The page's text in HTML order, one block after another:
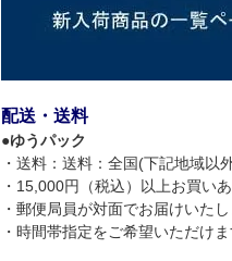
配送・送料
●ゆうパック
・送料：送料：全国(下記地域
・15,000円（税込）以上お買い
・郵便局員が対面でお届けいたし
・時間帯指定をご希望いただけま